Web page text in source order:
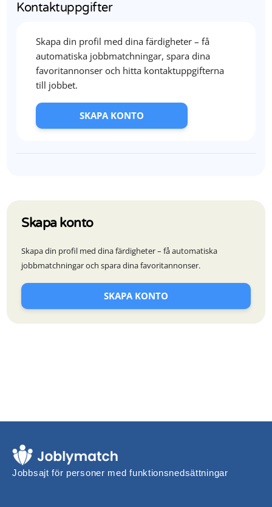
Kontaktuppgifter
Skapa din profil med dina färdigheter – få
automatiska jobbmatchningar, spara dina
favoritannonser och hitta kontaktuppgifterna
till jobbet.
SKAPA KONTO
Skapa konto
Skapa din profil med dina färdigheter – få automatiska
jobbmatchningar och spara dina favoritannonser.
SKAPA KONTO
Jobbsajt för personer med funktionsnedsättningar